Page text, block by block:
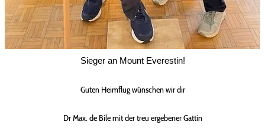
Sieger an Mount Everestin!
Guten Heimflug wünschen wir dir
Dr Max. de Bile mit der treu ergebener Gattin